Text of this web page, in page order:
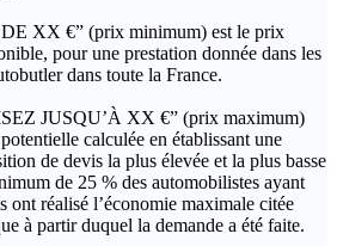
XX €” (prix minimum) est le prix
pour une prestation donnée dans les
dans toute la France.
JUSQU’À XX €” (prix maximum)
calculée en établissant une
de devis la plus élevée et la plus basse
de 25 % des automobilistes ayant
ont réalisé l’économie maximale citée
à partir duquel la demande a été faite.